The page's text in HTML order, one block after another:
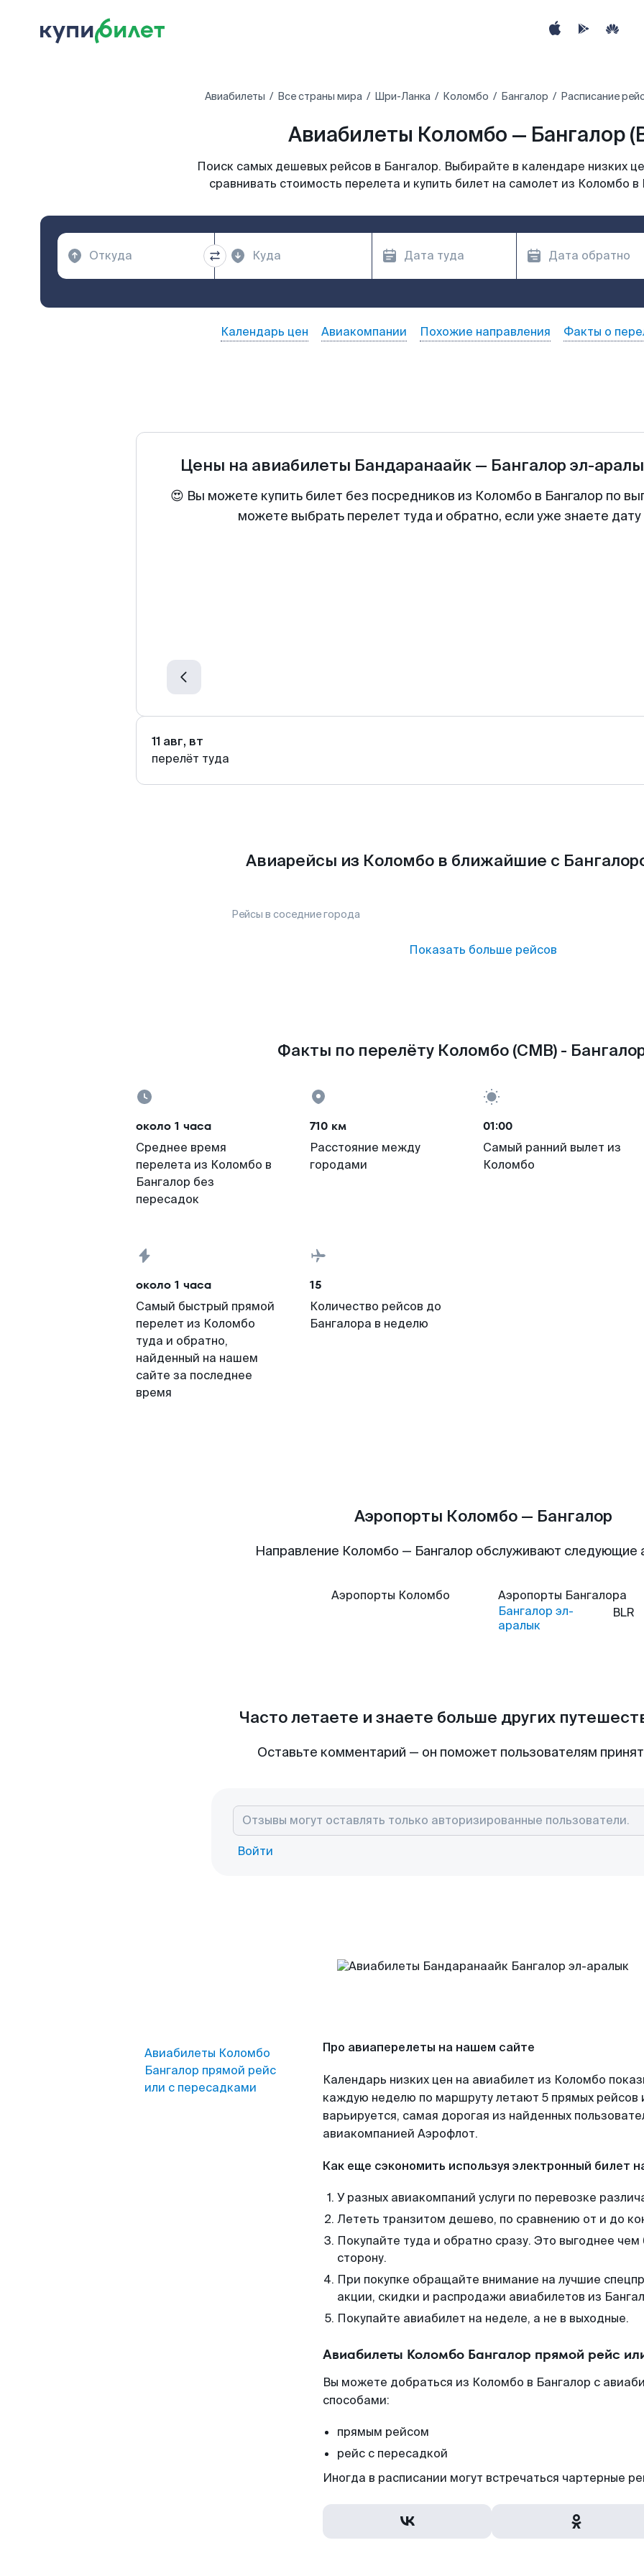
Авиабилеты Все страны мира Шри-Ланка Коломбо Бангалор Расписание
Авиабилеты Коломбо — Бангалор
Поиск самых дешевых рейсов в Бангалор. Выбирайте в календаре низких
сравнивать стоимость перелета и купить билет на самолет из Коломбо в
Календарь цен Авиакомпании Похожие направления Факты о
Цены на авиабилеты Бандаранаайк — Бангалор эл-
😍 Вы можете купить билет без посредников из Коломбо в Бангалор по
можете выбрать перелет туда и обратно, если уже знаете
11 авг, вт
перелёт туда
Авиарейсы из Коломбо в ближайшие с
Рейсы в соседние города
Показать больше рейсов
Факты по перелёту Коломбо (CMB) -
около 1 часа
Среднее время
перелета из Коломбо в
Бангалор без
пересадок
710 км
Расстояние между
городами
01:00
Самый ранний вылет из
Коломбо
около 1 часа
Самый быстрый прямой
перелет из Коломбо
туда и обратно,
найденный на нашем
сайте за последнее
время
15
Количество рейсов до
Бангалора в неделю
Аэропорты Коломбо — Бангалор
Направление Коломбо — Бангалор обслуживают следующие
Аэропорты Коломбо Аэропорты Бангалора
Бангалор эл-
аралык
BLR
Часто летаете и знаете больше других
Оставьте комментарий — он поможет пользователям
Войти
Авиабилеты Коломбо
Бангалор прямой рейс
или с пересадками
Про авиаперелеты на нашем сайте
Календарь низких цен на авиабилет из Коломбо
каждую неделю по маршруту летают 5 прямых рейсов
варьируется, самая дорогая из найденных
авиакомпанией Аэрофлот.
Как еще сэкономить используя электронный билет
У разных авиакомпаний услуги по перевозке
Лететь транзитом дешево, по сравнению от и до
Покупайте туда и обратно сразу. Это выгоднее
сторону.
При покупке обращайте внимание на лучшие
акции, скидки и распродажи авиабилетов из
Покупайте авиабилет на неделе, а не в выходные.
Авиабилеты Коломбо Бангалор прямой рейс
Вы можете добраться из Коломбо в Бангалор с
способами:
прямым рейсом
рейс с пересадкой
Иногда в расписании могут встречаться чартерные